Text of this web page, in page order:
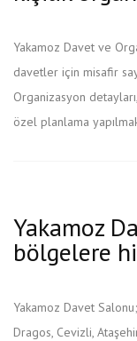
Yakamoz Davet ve
davetler için misafir
Organizasyon
özel planlama
Yakamoz
bölgelere
Yakamoz Davet
Dragos, Cevizli,